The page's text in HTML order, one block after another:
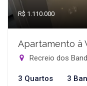
R$ 1.110.000
Apartamento à
Recreio dos
3 Quartos 3